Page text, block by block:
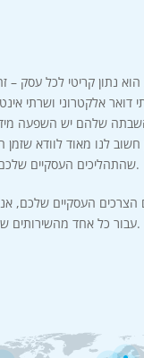
נתון קריטי לכל עסק
דואר אלקטרוני ושרתי
השבתה שלהם יש השפעה
חשוב לנו מאוד לוודא
שהתהליכים העסקיים שלכם יעבדו כהלכה והלקוחות שלכם יהיו שמחים.
עבור כל אחד מהשירותים שאנחנו מספקים, למעט עבודות תחזוקה מתוכננות שאנחנו מבצעים מעת לעת.